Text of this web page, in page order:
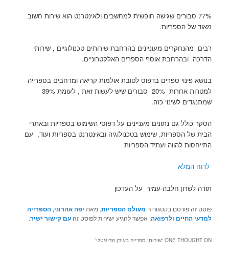
77% סבורים שגישה חופשית למחשבים ולאינטרנט הוא שירות חשוב
מאוד של הספריות.
רבים מהנחקרים מעוניינים בהרחבת שירותים טכנולוגיים , שירותי
הדרכה ובהרחבת אוסף הספרים האלקטרוניים.
בנושא פינוי ספרים בדפוס לטובת אולמות קריאה ומרחבים בספרייה
שמתנגדים לשינוי כזה.
הסקר כולל גם נתונים מעניינים על דפוסי השימוש בספריות ובאתרי
הבית של הספריות, שימוש בטכנולוגיה ובאינטרנט בספריות ועוד, עם
התייחסות להווה ועתיד הספריות
לדוח המלא
תודה לשרון חלבה-עמיר על העדכון
פוסט זה פורסם בקטגוריה מעולם הספריות, מאת יפה אהרוני, הספרייה
למדעי החיים ולרפואה. אפשר להגיע ישירות לפוסט זהעם קישור ישיר.
ONE THOUGHT ON “ שירותי ספרייה בעידן הדיגיטלי”